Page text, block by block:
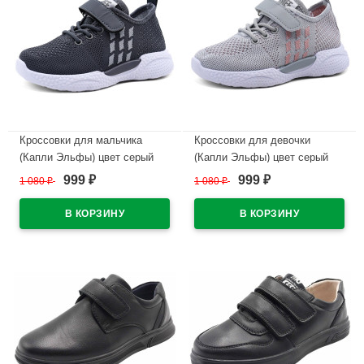
Кроссовки для мальчика
(Капли Эльфы) цвет серый
верх-текстиль подкладка-
1 080₽ 999 ₽
Кроссовки для девочки
(Капли Эльфы) цвет серый
верх-текстиль подкладка-
1 080₽ 999 ₽